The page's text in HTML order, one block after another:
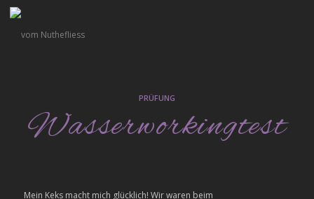
PRÜFUNG
Wasserworkingtest
Mein Keks macht mich glücklich! Wir waren beim